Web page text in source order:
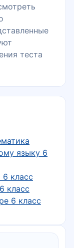
теста
языку 6
класс
класс
6 класс